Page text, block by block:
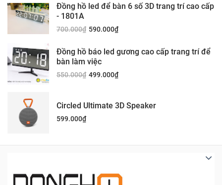
Đồng hồ led để bàn 6 số 3D trang trí cao cấp
- 1801A
700.000₫ 590.000₫
Đồng hồ báo led gương cao cấp trang trí để
bàn làm việc
550.000₫ 499.000₫
Circled Ultimate 3D Speaker
599.000₫